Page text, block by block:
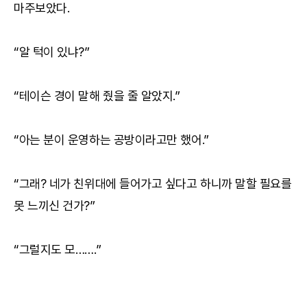
마주보았다.
“알 턱이 있냐?”
“테이슨 경이 말해 줬을 줄 알았지.”
“아는 분이 운영하는 공방이라고만 했어.”
“그래? 네가 친위대에 들어가고 싶다고 하니까 말할 필요를
못 느끼신 건가?”
“그럴지도 모…….”